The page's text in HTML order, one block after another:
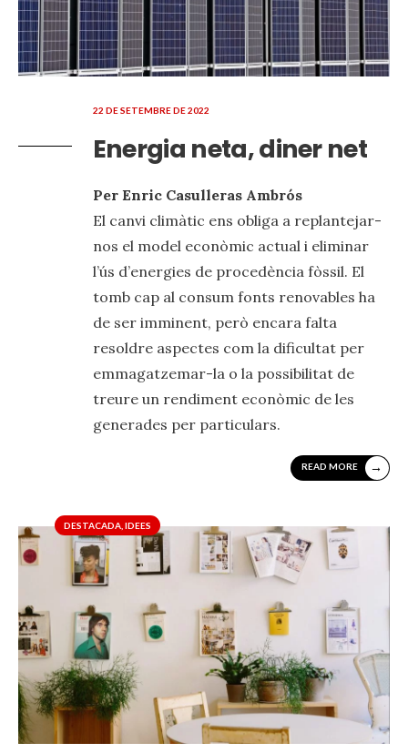
22 DE SETEMBRE DE 2022
Energia neta, diner net
Per Enric Casulleras Ambrós
El canvi climàtic ens obliga a replantejar-
nos el model econòmic actual i eliminar
l’ús d’energies de procedència fòssil. El
tomb cap al consum fonts renovables ha
de ser imminent, però encara falta
resoldre aspectes com la dificultat per
emmagatzemar-la o la possibilitat de
treure un rendiment econòmic de les
generades per particulars.
READ MORE →
DESTACADA IDEES